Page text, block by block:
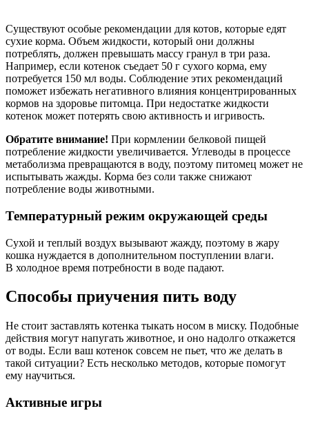
Существуют особые рекомендации для котов, которые едят
сухие корма. Объем жидкости, который они должны
потреблять, должен превышать массу гранул в три раза.
Например, если котенок съедает 50 г сухого корма, ему
потребуется 150 мл воды. Соблюдение этих рекомендаций
поможет избежать негативного влияния концентрированных
кормов на здоровье питомца. При недостатке жидкости
котенок может потерять свою активность и игривость.
Обратите внимание! При кормлении белковой пищей
потребление жидкости увеличивается. Углеводы в процессе
метаболизма превращаются в воду, поэтому питомец может не
испытывать жажды. Корма без соли также снижают
потребление воды животными.
Температурный режим окружающей среды
Сухой и теплый воздух вызывают жажду, поэтому в жару
кошка нуждается в дополнительном поступлении влаги.
В холодное время потребности в воде падают.
Способы приучения пить воду
Не стоит заставлять котенка тыкать носом в миску. Подобные
действия могут напугать животное, и оно надолго откажется
от воды. Если ваш котенок совсем не пьет, что же делать в
такой ситуации? Есть несколько методов, которые помогут
ему научиться.
Активные игры